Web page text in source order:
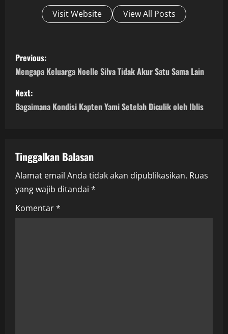
Visit Website View All Posts
P
o
s
t
a
v
i
Previous:
Mengapa Keluarga Noelle Silva Tidak Akur Satu Sama Lain
Next:
Bagaimana Kondisi Kapten Yami Setelah Diculik oleh Iblis
Tinggalkan Balasan
Alamat email Anda tidak akan dipublikasikan. Ruas
yang wajib ditandai *
Komentar*